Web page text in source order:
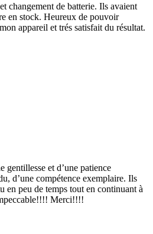
changement de batterie. Ils avaient
en stock. Heureux de pouvoir
appareil et trés satisfait du résultat.
gentillesse et d’une patience
d’une compétence exemplaire. Ils
en peu de temps tout en continuant à
Merci!!!!